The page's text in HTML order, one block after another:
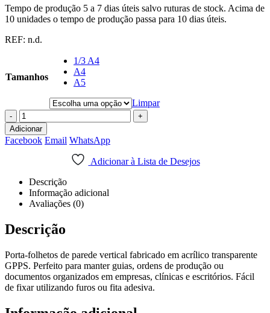
Tempo de produção 5 a 7 dias úteis salvo ruturas de stock. Acima de
10 unidades o tempo de produção passa para 10 dias úteis.
REF: n.d.
Tamanhos
1/3 A4
A4
A5
Limpar
-
+
Adicionar
Facebook Email WhatsApp
Adicionar à Lista de Desejos
Descrição
Informação adicional
Avaliações (0)
Descrição
Porta-folhetos de parede vertical fabricado em acrílico transparente
GPPS. Perfeito para manter guias, ordens de produção ou
documentos organizados em empresas, clínicas e escritórios. Fácil
de fixar utilizando furos ou fita adesiva.